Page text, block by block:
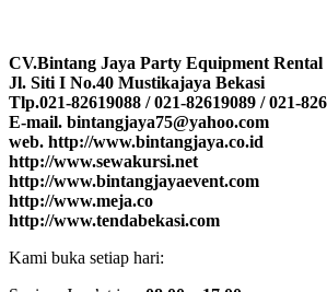
CV.Bintang Jaya Party Equipment Rental
Jl. Siti I No.40 Mustikajaya Bekasi
Tlp.021-82619088 / 021-82619089 / 021-
E-mail. bintangjaya75@yahoo.com
web. http://www.bintangjaya.co.id
http://www.sewakursi.net
http://www.bintangjayaevent.com
http://www.meja.co
http://www.tendabekasi.com
Kami buka setiap hari: